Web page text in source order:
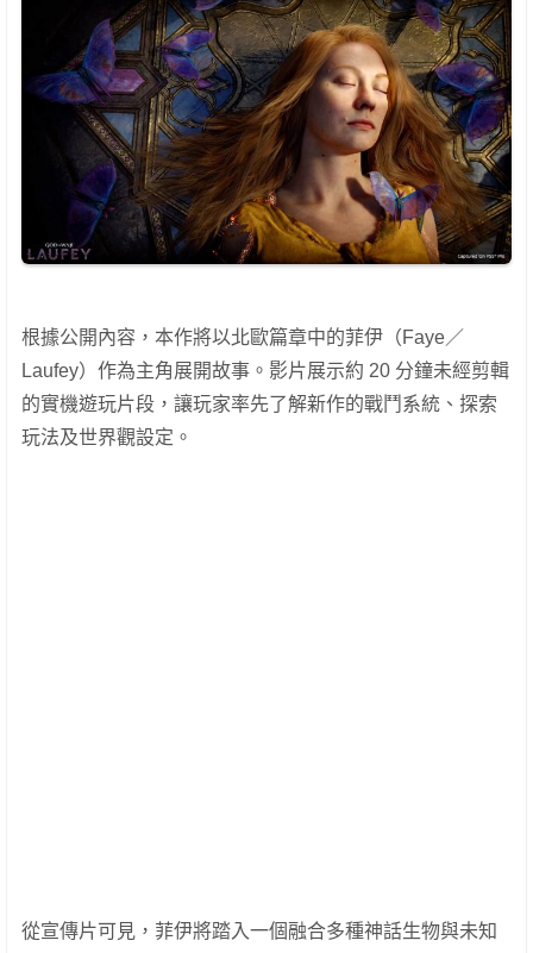
根據公開內容，本作將以北歐篇章中的菲伊（Faye／
Laufey）作為主角展開故事。影片展示約 20 分鐘未經剪輯
的實機遊玩片段，讓玩家率先了解新作的戰鬥系統、探索
玩法及世界觀設定。
從宣傳片可見，菲伊將踏入一個融合多種神話生物與未知